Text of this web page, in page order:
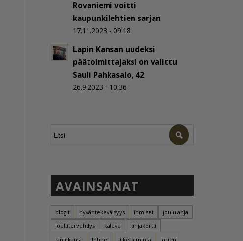
Rovaniemi voitti
kaupunkilehtien sarjan
17.11.2023 - 09:18
Lapin Kansan uudeksi
päätoimittajaksi on valittu
Sauli Pahkasalo, 42
26.9.2023 - 10:36
AVAINSANAT
blogit hyväntekeväisyys ihmiset
joululahja
joulutervehdys
kaleva
lahjakortti
lapinkansa
lehdet liiketoiminta
lorien